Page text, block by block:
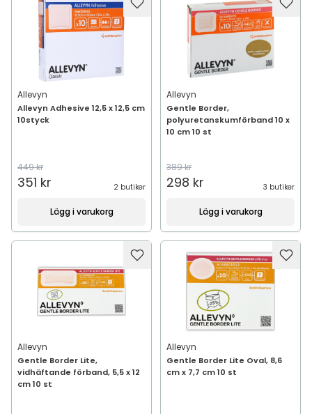
Allevyn
Allevyn Adhesive 12,5 x 12,5 cm
10styck
449 kr
351 kr 2 butiker
Lägg i varukorg
Allevyn
Gentle Border,
polyuretanskumförband 10 x
10 cm 10 st
389 kr
298 kr 3 butiker
Lägg i varukorg
Allevyn
Gentle Border Lite,
vidhäftande förband, 5,5 x 12
cm 10 st
Allevyn
Gentle Border Lite Oval, 8,6
cm x 7,7 cm 10 st